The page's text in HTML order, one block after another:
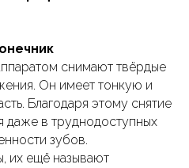
снимают твёрдые
Он имеет тонкую и
Благодаря этому снятие
даже в труднодоступных
зубов.
их ещё называют